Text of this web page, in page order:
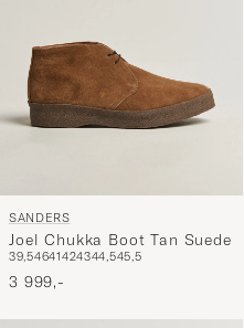
SANDERS
Joel Chukka Boot Tan Suede
39,54641424344,545,5
3 999,-